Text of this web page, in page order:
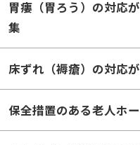
集
床ずれ（褥瘡）の対応
保全措置のある老人ホ
オンライン見学対応の